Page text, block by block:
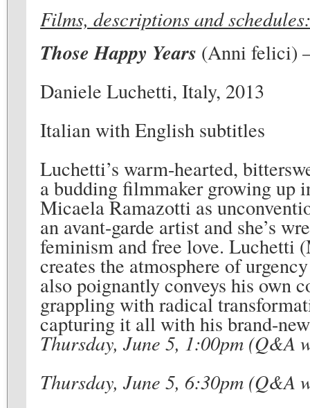
Films, descriptions and schedules:
Those Happy Years (Anni felici)
Daniele Luchetti, Italy, 2013
Italian with English subtitles
Luchetti’s warm-hearted,
a budding filmmaker growing up
Micaela Ramazotti as
an avant-garde artist and she’s
feminism and free love.
creates the atmosphere of
also poignantly conveys his own
grappling with radical
capturing it all with his brand-
Thursday, June 5, 1:00pm (Q&A
Thursday, June 5, 6:30pm (Q&A